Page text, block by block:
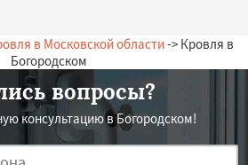
в Московской области-> Кровля в
Богородском
вопросы?
консультацию в Богородском!